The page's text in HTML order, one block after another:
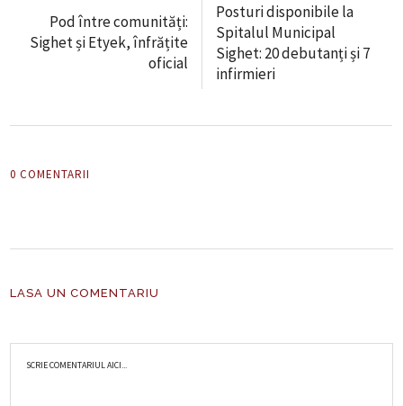
Pod între comunități:
Sighet și Etyek, înfrățite
oficial
Posturi disponibile la
Spitalul Municipal
Sighet: 20 debutanți și 7
infirmieri
0 COMENTARII
LASA UN COMENTARIU